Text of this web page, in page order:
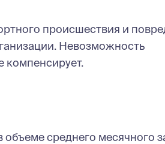
происшествия и
Невозможность
компенсирует.
среднего месячного